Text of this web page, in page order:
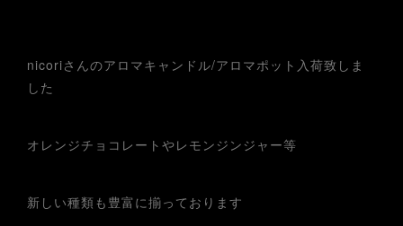
nicoriさんのアロマキャンドル/アロマポット入荷致しま
した
オレンジチョコレートやレモンジンジャー等
新しい種類も豊富に揃っております